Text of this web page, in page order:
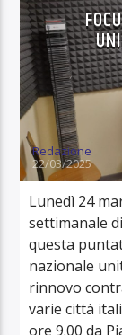
Redazione
22/03/2025
Lunedì 24
settimanale
questa
nazionale
rinnovo
varie città
ore 9.00 da